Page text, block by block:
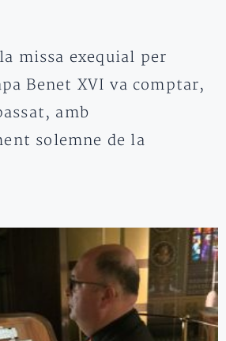
missa exequial per
Benet XVI va comptar,
amb
solemne de la